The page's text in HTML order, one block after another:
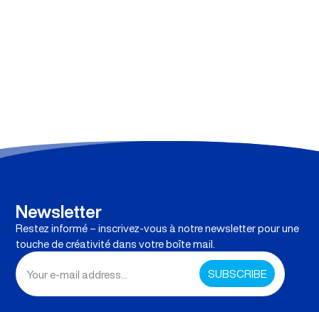
Newsletter
Restez informé – inscrivez-vous à notre newsletter pour une
touche de créativité dans votre boîte mail.